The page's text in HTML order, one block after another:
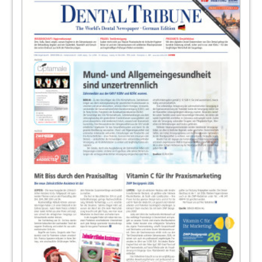
Redaktion
DVD-Tipp: Unterspritzungstechniken jetzt
auf DVD
Redaktion
Opinion: Zukunft des Berufsstandes ist von
Zahnärztinnen geprägt
Jan-Philipp Schmidt, BdZA
DZOI Exclusive - DZOI kommuniziert mit
neuen Medien
Dr. Kurt Strauß und Dr. Thomas Freiherr von
Landenberg
Ostseekongress - 3. Norddeutsche
Implantologietage
Fortbildung - Continuing Education